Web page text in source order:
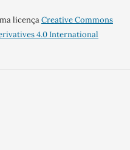
licençaCreative Commons
4.0 International